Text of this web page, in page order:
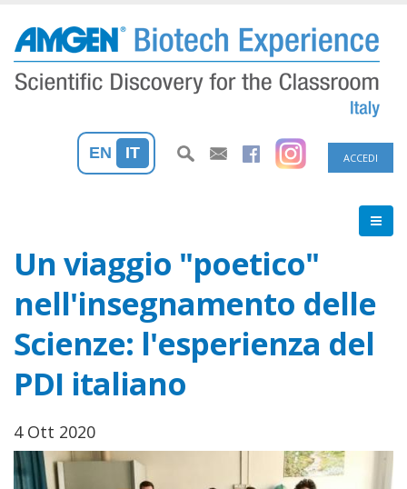
contenuto
principale
EN IT
Menu
profilo
utente
ACCEDI
Un viaggio "poetico"
nell'insegnamento delle
Scienze: l'esperienza del
PDI italiano
4 Ott 2020